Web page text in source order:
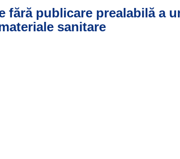
fără publicare prealabilă a
sanitare